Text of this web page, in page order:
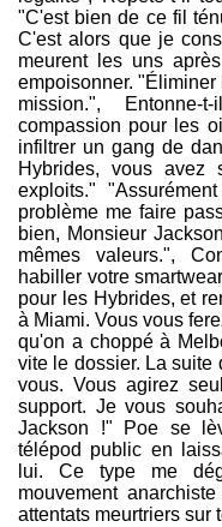
"C'est bien de ce fil
C'est alors que je
meurent les uns
empoisonner.
mission.",
compassion pour les
infiltrer un gang de
Hybrides, vous avez
exploits."
problème me faire
bien, Monsieur
mêmes valeurs.",
habiller votre
pour les Hybrides, et
à Miami. Vous vous
qu'on a choppé à
vite le dossier. La suite
vous. Vous agirez
support. Je vous
Jackson !" Poe se
télépod public en
lui. Ce type me
mouvement
attentats meurtriers sur